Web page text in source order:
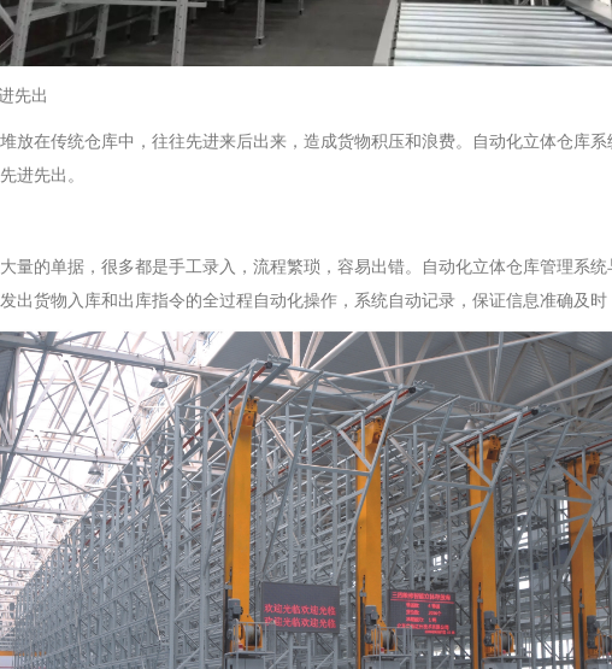
先出
放在传统仓库中，往往先进来后出来，造成货物积压和浪费。自动化立体仓库
进先出。
量的单据，很多都是手工录入，流程繁琐，容易出错。自动化立体仓库管理系
出货物入库和出库指令的全过程自动化操作，系统自动记录，保证信息准确及时